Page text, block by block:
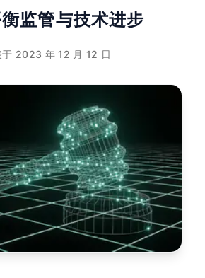
监管与技术进步
于 2023 年 12 月 12 日